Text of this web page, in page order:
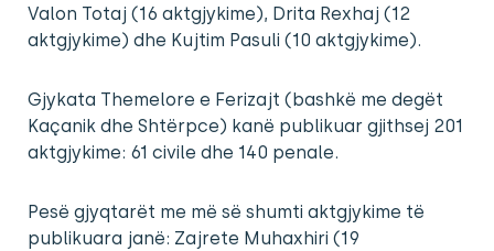
Valon Totaj (16 aktgjykime), Drita Rexhaj (12
aktgjykime) dhe Kujtim Pasuli (10 aktgjykime).
Gjykata Themelore e Ferizajt (bashkë me degët
Kaçanik dhe Shtërpce) kanë publikuar gjithsej 201
aktgjykime: 61 civile dhe 140 penale.
Pesë gjyqtarët me më së shumti aktgjykime të
publikuara janë: Zajrete Muhaxhiri (19